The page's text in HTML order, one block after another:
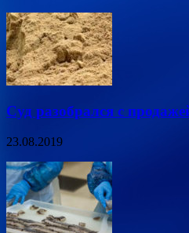
Суд разобрался с
23.08.2019